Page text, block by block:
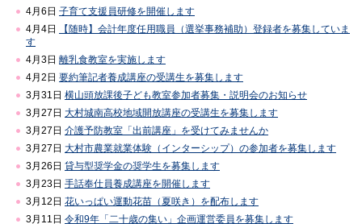
4月6日 子育て支援員研修を開催します
4月4日
【随時】会計年度任用職員（選挙事務補助）登録者を募集していま
す
4月3日 離乳食教室を実施します
4月2日 要約筆記者養成講座の受講生を募集します
3月31日 横山頭放課後子ども教室参加者募集・説明会のお知らせ
3月27日 大村城南高校地域開放講座の受講生を募集します
3月27日 介護予防教室「出前講座」を受けてみませんか
3月27日 大村市農業就業体験（インターシップ）の参加者を募集します
3月26日 貸与型奨学金の奨学生を募集します
3月23日 手話奉仕員養成講座を開催します
3月12日 花いっぱい運動花苗（夏咲き）を配布します
3月11日 令和9年「二十歳の集い」企画運営委員を募集します